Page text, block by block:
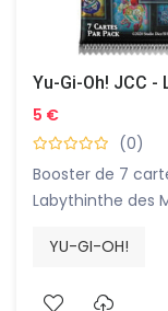
Yu-Gi-Oh! JCC
5 €
(0)
Booster de 7
Labythinthe des
YU-GI-OH!